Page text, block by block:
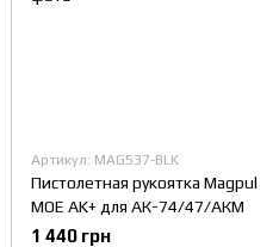
Артикул: MAG537-BLK
Пистолетная рукоятка Magpul
MOE AK+ для АК-74/47/АКМ
1 440 грн